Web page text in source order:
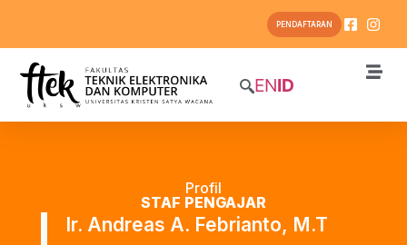
PENDAFTARAN
ENID
Profil
STAF PENGAJAR
Ir. Andreas A. Febrianto, M.T